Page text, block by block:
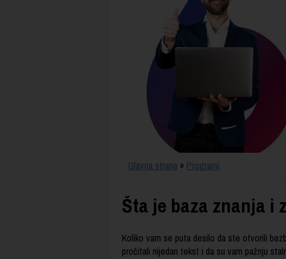
Glavna strana » Programi
Šta je baza znanja i
Koliko vam se puta desilo da ste otvorili
pročitali nijedan tekst i da su vam pažnju